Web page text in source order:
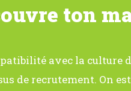
ton
avec la culture
de recrutement. On